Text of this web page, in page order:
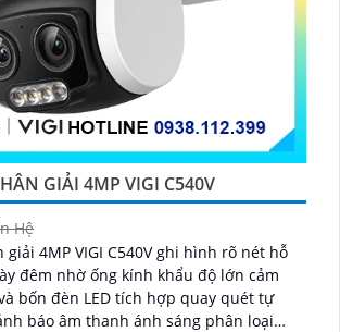
GIẢI 4MP VIGI C540V
Hệ
4MP VIGI C540V ghi hình rõ nét hỗ
đêm nhờ ống kính khẩu độ lớn cảm
bốn đèn LED tích hợp quay quét tự
báo âm thanh ánh sáng phân loại